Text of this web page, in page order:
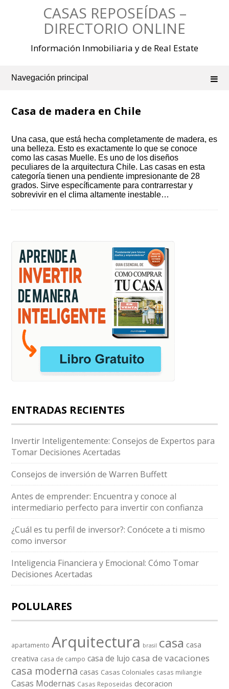
CASAS REPOSEÍDAS –
DIRECTORIO ONLINE
Información Inmobiliaria y de Real Estate
Navegación principal
Casa de madera en Chile
Una casa, que está hecha completamente de madera, es
una belleza. Esto es exactamente lo que se conoce
como las casas Muelle. Es uno de los diseños
peculiares de la arquitectura Chile. Las casas en esta
categoría tienen una pendiente impresionante de 28
grados. Sirve específicamente para contrarrestar y
sobrevivir en el clima altamente inestable…
ENTRADAS RECIENTES
Invertir Inteligentemente: Consejos de Expertos para
Tomar Decisiones Acertadas
Consejos de inversión de Warren Buffett
Antes de emprender: Encuentra y conoce al
intermediario perfecto para invertir con confianza
¿Cuál es tu perfil de inversor?: Conócete a ti mismo
como inversor
Inteligencia Financiera y Emocional: Cómo Tomar
Decisiones Acertadas
POLULARES
apartamento Arquitectura brasil casa casa
creativa casa de campo casa de lujo casa de vacaciones
casa moderna casas Casas Coloniales casas miliangie
Casas Modernas Casas Reposeidas decoracion